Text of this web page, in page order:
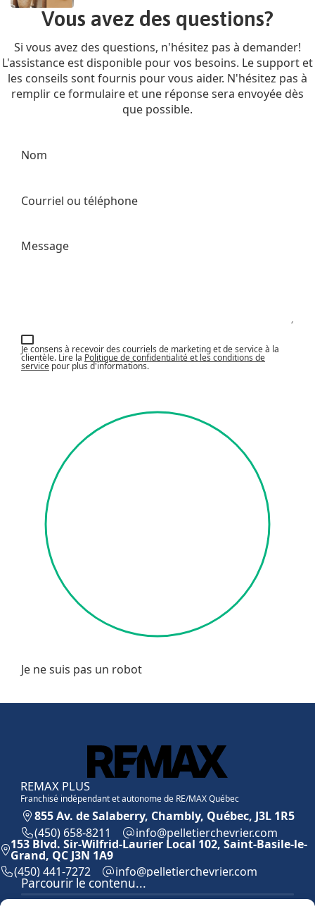
Vous avez des questions?
Si vous avez des questions, n'hésitez pas à demander!
L'assistance est disponible pour vos besoins. Le support et
les conseils sont fournis pour vous aider. N'hésitez pas à
remplir ce formulaire et une réponse sera envoyée dès
que possible.
Nom
Courriel ou téléphone
Message
Je consens à recevoir des courriels de marketing et de service à la
clientèle. Lire la Politique de confidentialité et les conditions de
service pour plus d'informations.
Je ne suis pas un robot
REMAX PLUS
Franchisé indépendant et autonome de RE/MAX Québec
855 Av. de Salaberry, Chambly, Québec, J3L 1R5
(450) 658-8211
moc.reirvehcreitellep@ofni
153 Blvd. Sir-Wilfrid-Laurier Local 102, Saint-Basile-le-
Grand, QC J3N 1A9
(450) 441-7272
moc.reirvehcreitellep@ofni
Parcourir le contenu...